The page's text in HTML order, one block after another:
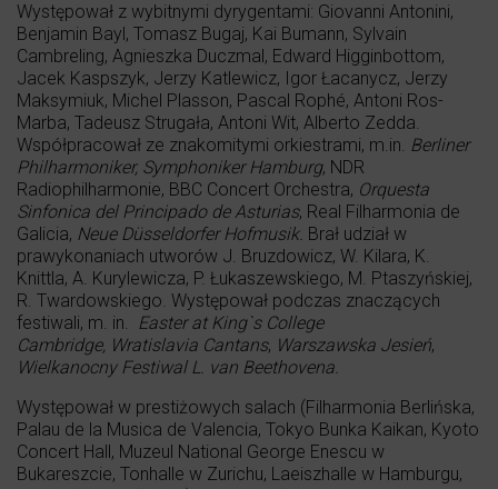
Występował z wybitnymi dyrygentami: Giovanni Antonini,
Benjamin Bayl, Tomasz Bugaj, Kai Bumann, Sylvain
Cambreling, Agnieszka Duczmal, Edward Higginbottom,
Jacek Kaspszyk, Jerzy Katlewicz, Igor Łacanycz, Jerzy
Maksymiuk, Michel Plasson, Pascal Rophé, Antoni Ros-
Marba, Tadeusz Strugała, Antoni Wit, Alberto Zedda.
Współpracował ze znakomitymi orkiestrami, m.in. Berliner
Philharmoniker, Symphoniker Hamburg, NDR
Radiophilharmonie, BBC Concert Orchestra, Orquesta
Sinfonica del Principado de Asturias, Real Filharmonia de
Galicia, Neue Düsseldorfer Hofmusik. Brał udział w
prawykonaniach utworów J. Bruzdowicz, W. Kilara, K.
Knittla, A. Kurylewicza, P. Łukaszewskiego, M. Ptaszyńskiej,
R. Twardowskiego. Występował podczas znaczących
festiwali, m. in. Easter at King`s College
Cambridge, Wratislavia Cantans, Warszawska Jesień,
Wielkanocny Festiwal L. van Beethovena.
Występował w prestiżowych salach (Filharmonia Berlińska,
Palau de la Musica de Valencia, Tokyo Bunka Kaikan, Kyoto
Concert Hall, Muzeul National George Enescu w
Bukareszcie, Tonhalle w Zurichu, Laeiszhalle w Hamburgu,